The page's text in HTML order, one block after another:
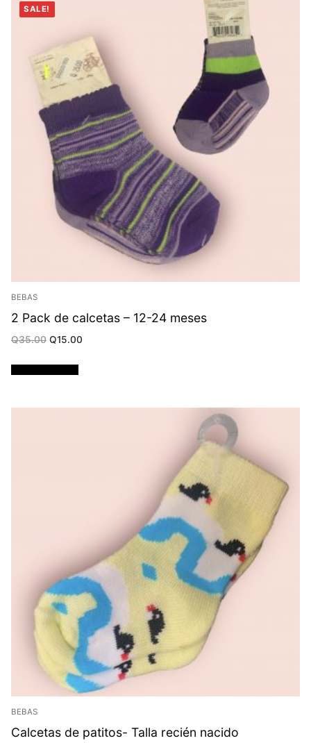
SALE!
BEBAS
2 Pack de calcetas – 12-24 meses
Q35.00 Original
Q35.00.
Q15.00
BEBAS
Calcetas de patitos- Talla recién nacido